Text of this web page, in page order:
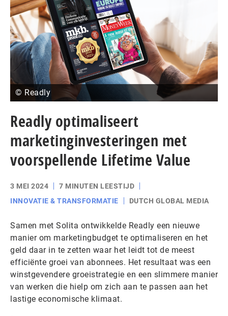
© Readly
Readly optimaliseert
marketinginvesteringen met
voorspellende Lifetime Value
3 MEI 2024
7 MINUTEN LEESTIJD
INNOVATIE & TRANSFORMATIE
DUTCH GLOBAL MEDIA
Samen met Solita ontwikkelde Readly een nieuwe
manier om marketingbudget te optimaliseren en het
geld daar in te zetten waar het leidt tot de meest
efficiënte groei van abonnees. Het resultaat was een
winstgevendere groeistrategie en een slimmere manier
van werken die hielp om zich aan te passen aan het
lastige economische klimaat.